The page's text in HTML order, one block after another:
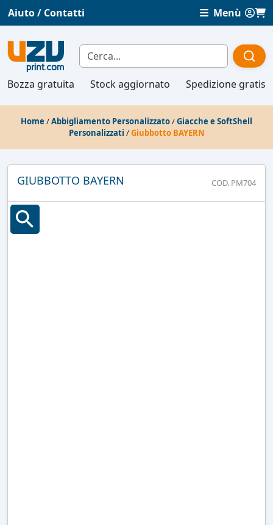
Aiuto / Contatti Menù
Bozza gratuita Stock aggiornato Spedizione gratis
Home /Abbigliamento Personalizzato/Giacche e SoftShell
Personalizzati /Giubbotto BAYERN
GIUBBOTTO BAYERN COD. PM704